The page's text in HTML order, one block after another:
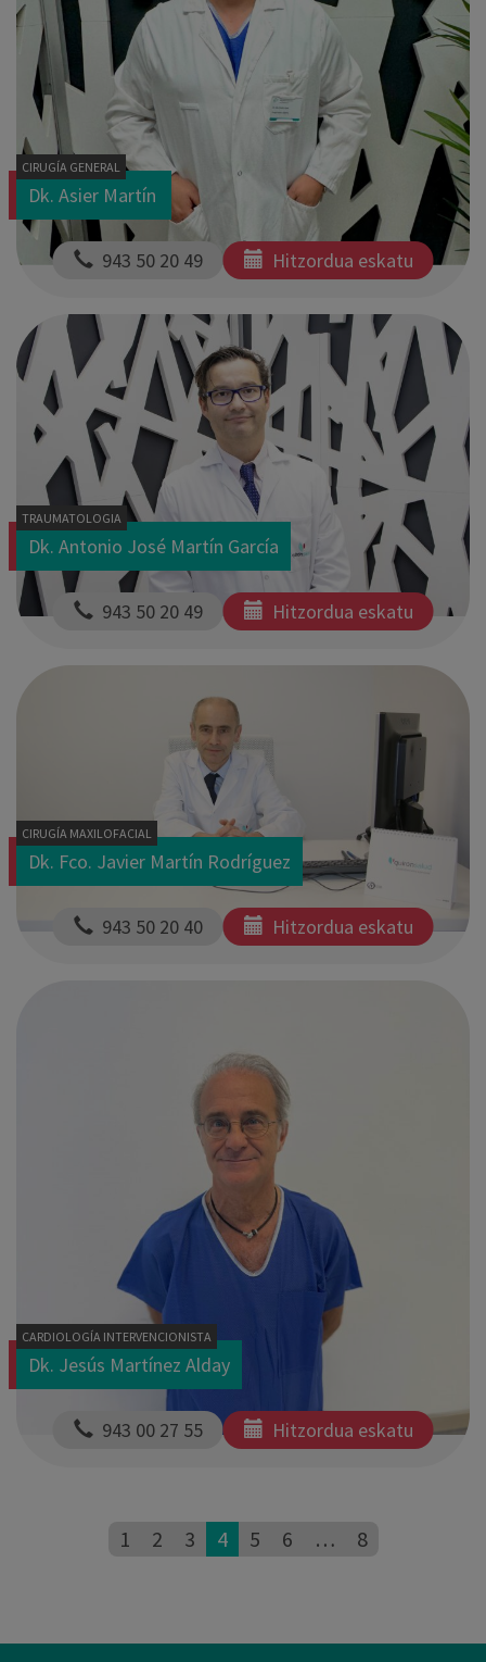
CIRUGÍA GENERAL
Dk. Asier Martín
943 50 20 49 Hitzordua eskatu
TRAUMATOLOGIA
Dk. Antonio José Martín García
943 50 20 49 Hitzordua eskatu
CIRUGÍA MAXILOFACIAL
Dk. Fco. Javier Martín Rodríguez
943 50 20 40 Hitzordua eskatu
CARDIOLOGÍA INTERVENCIONISTA
Dk. Jesús Martínez Alday
943 00 27 55 Hitzordua eskatu
1 2 3 4 5 6 … 8